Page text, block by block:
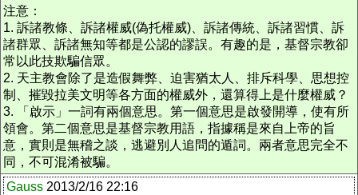
注意：
1. 訴諸教條、訴諸權威(偽托權威)、訴諸傳統、訴諸習慣、訴
諸群眾、訴諸無知等都是公認的謬誤。有趣的是，基督宗教卻
常以此技欺騙信眾。
2. 天主教會除了是造假舞弊、迫害猶太人、排斥科學、思想控
制、摧毀拉美文明等各方面的權威外，還算得上是什麼權威？
3. 「啟示」一詞有兩個意思。第一個意思是啟發開導，使有所
領會。第二個意思是基督宗教用語，指據稱是來自上帝的旨
意，實則是無稽之談，逃避別人追問的遁詞。兩者意思完全不
同，不可混淆被騙。
Gauss 2013/2/16 22:16